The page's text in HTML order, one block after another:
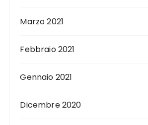
Marzo 2021
Febbraio 2021
Gennaio 2021
Dicembre 2020